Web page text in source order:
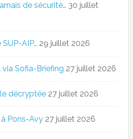
de sécurité… 30 juillet
AIP… 29 juillet 2026
Sofia-Briefing 27 juillet 2026
décryptée 27 juillet 2026
Pons-Avy 27 juillet 2026